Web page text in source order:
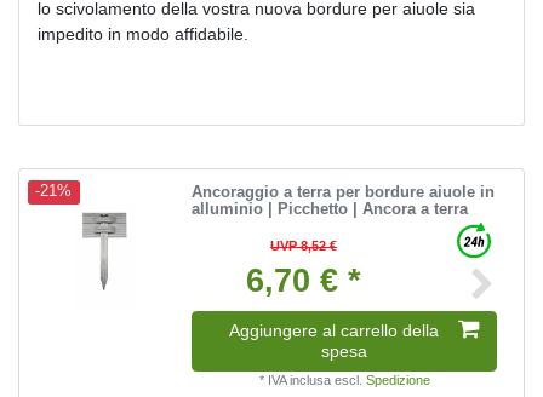
lo scivolamento della vostra nuova bordure per aiuole sia
impedito in modo affidabile.
-21%
Ancoraggio a terra per bordure aiuole in
alluminio | Picchetto | Ancora a terra
UVP 8,52 €
6,70 € *
Aggiungere al carrello della
spesa
* IVA inclusaescl. Spedizione